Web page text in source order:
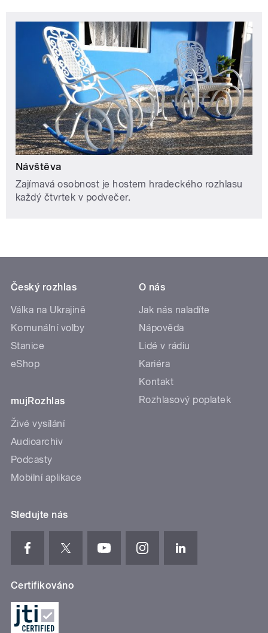
Návštěva
Zajímavá osobnost je hostem hradeckého rozhlasu
každý čtvrtek v podvečer.
Český rozhlas
Válka na Ukrajině
Komunální volby
Stanice
eShop
mujRozhlas
Živé vysílání
Audioarchiv
Podcasty
Mobilní aplikace
O nás
Jak nás naladíte
Nápověda
Lidé v rádiu
Kariéra
Kontakt
Rozhlasový poplatek
Sledujte nás
Certifikováno